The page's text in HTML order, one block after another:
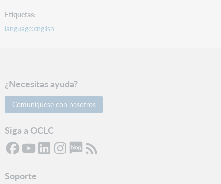
Etiquetas
language:english
¿Necesitas ayuda?
Comuníquese con nosotros
Siga a OCLC
Soporte